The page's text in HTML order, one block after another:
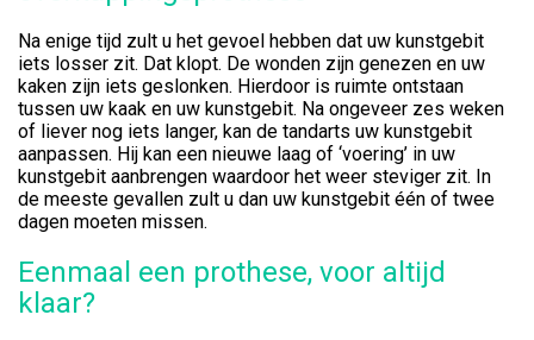
Na enige tijd zult u het gevoel hebben dat uw kunstgebit
iets losser zit. Dat klopt. De wonden zijn genezen en uw
kaken zijn iets geslonken. Hierdoor is ruimte ontstaan
tussen uw kaak en uw kunstgebit. Na ongeveer zes weken
of liever nog iets langer, kan de tandarts uw kunstgebit
aanpassen. Hij kan een nieuwe laag of ‘voering’ in uw
kunstgebit aanbrengen waardoor het weer steviger zit. In
de meeste gevallen zult u dan uw kunstgebit één of twee
dagen moeten missen.
Eenmaal een prothese, voor altijd
klaar?